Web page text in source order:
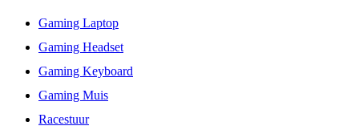
Gaming Laptop
Gaming Headset
Gaming Keyboard
Gaming Muis
Racestuur